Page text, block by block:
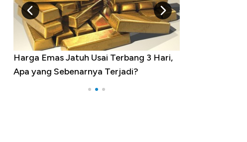
Harga Emas Jatuh Usai Terbang 3 Hari,
Apa yang Sebenarnya Terjadi?